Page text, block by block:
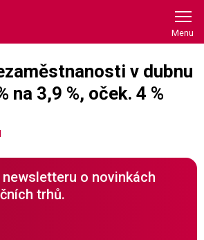
v dubnu
na 3,9 %, oček. 4 %
o novinkách
trhů.